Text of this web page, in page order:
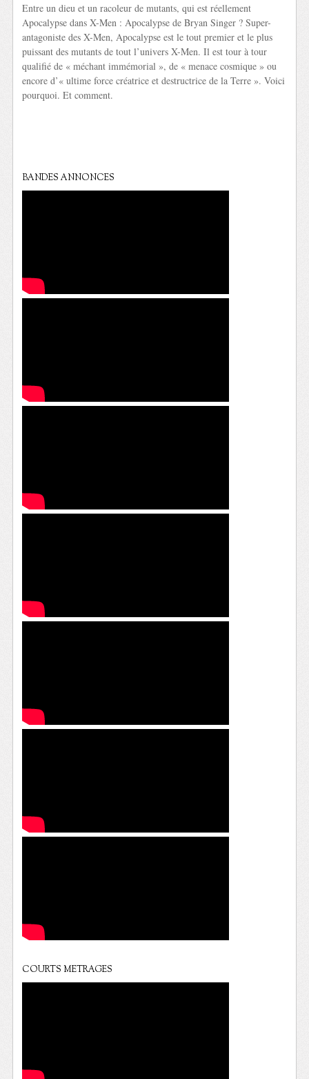
Entre un dieu et un racoleur de mutants, qui est réellement
Apocalypse dans X-Men : Apocalypse de Bryan Singer ? Super-
antagoniste des X-Men, Apocalypse est le tout premier et le plus
puissant des mutants de tout l’univers X-Men. Il est tour à tour
qualifié de « méchant immémorial », de « menace cosmique » ou
encore d’« ultime force créatrice et destructrice de la Terre ». Voici
pourquoi. Et comment.
BANDES ANNONCES
COURTS METRAGES